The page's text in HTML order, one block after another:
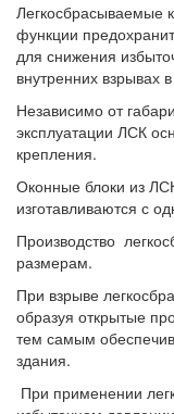
Легкосбрасываемые
функции
для снижения
внутренних взрывах
Независимо от
эксплуатации ЛСК
крепления.
Оконные блоки из
изготавливаются с
Производство
размерам.
При взрыве
образуя открытые
тем самым
здания.
При применении